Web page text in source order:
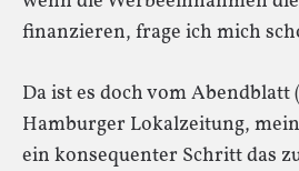
finanzieren, frage ich mich
Da ist es doch vom Abendblatt
Hamburger Lokalzeitung,
ein konsequenter Schritt das